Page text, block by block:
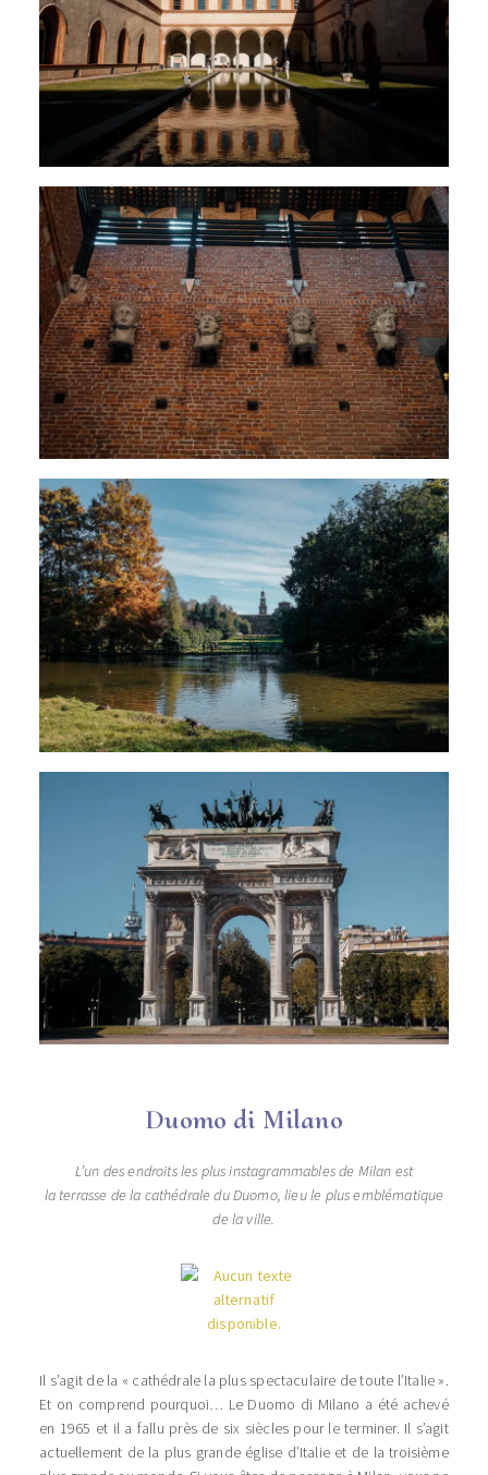
Duomo di Milano
L’un des endroits les plus instagrammables de Milan est
la terrasse de la cathédrale du Duomo, lieu le plus emblématique
de la ville.
Il s’agit de la « cathédrale la plus spectaculaire de toute l’Italie ».
Et on comprend pourquoi… Le Duomo di Milano a été achevé
en 1965 et il a fallu près de six siècles pour le terminer. Il s’agit
actuellement de la plus grande église d’Italie et de la troisième